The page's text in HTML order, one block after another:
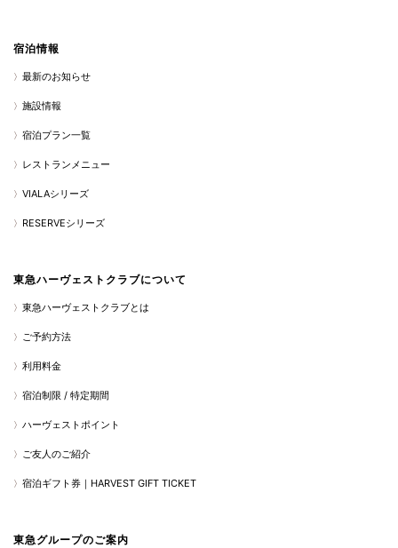
宿泊情報
最新のお知らせ
施設情報
宿泊プラン一覧
レストランメニュー
VIALAシリーズ
RESERVEシリーズ
東急ハーヴェストクラブについて
東急ハーヴェストクラブとは
ご予約方法
利用料金
宿泊制限 / 特定期間
ハーヴェストポイント
ご友人のご紹介
宿泊ギフト券｜HARVEST GIFT TICKET
東急グループのご案内